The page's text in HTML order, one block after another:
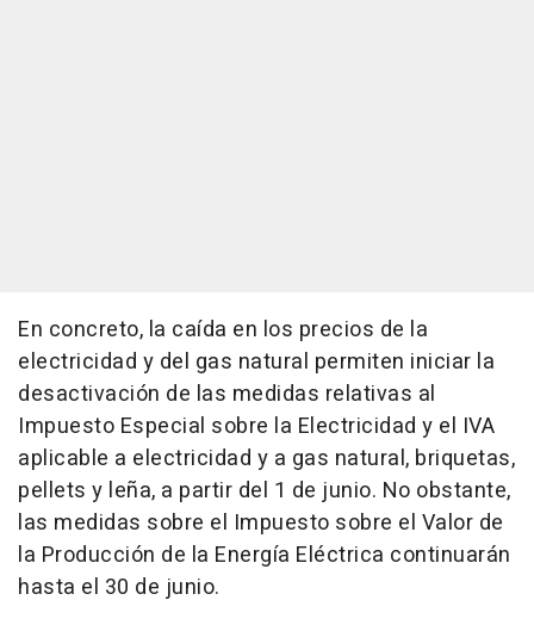
En concreto, la caída en los precios de la
electricidad y del gas natural permiten iniciar la
desactivación de las medidas relativas al
Impuesto Especial sobre la Electricidad y el IVA
aplicable a electricidad y a gas natural, briquetas,
pellets y leña, a partir del 1 de junio. No obstante,
las medidas sobre el Impuesto sobre el Valor de
la Producción de la Energía Eléctrica continuarán
hasta el 30 de junio.